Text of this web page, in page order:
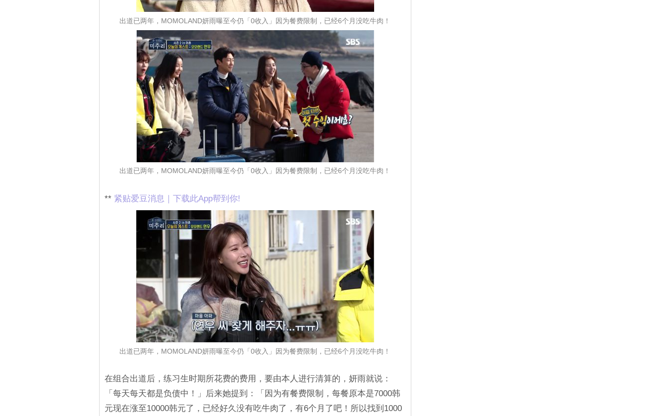
出道已两年，MOMOLAND妍雨曝至今仍「0收入」因为餐费限制，已经6个月没吃牛肉！
出道已两年，MOMOLAND妍雨曝至今仍「0收入」因为餐费限制，已经6个月没吃牛肉！
** 紧贴爱豆消息｜下载此App帮到你!
出道已两年，MOMOLAND妍雨曝至今仍「0收入」因为餐费限制，已经6个月没吃牛肉！
在组合出道后，练习生时期所花费的费用，要由本人进行清算的，妍雨就说：
「每天每天都是负债中！」后来她提到：「因为有餐费限制，每餐原本是7000韩
元现在涨至10000韩元了，已经好久没有吃牛肉了，有6个月了吧！所以找到1000